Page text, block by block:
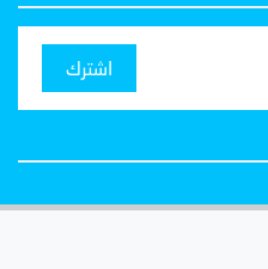
اشترك